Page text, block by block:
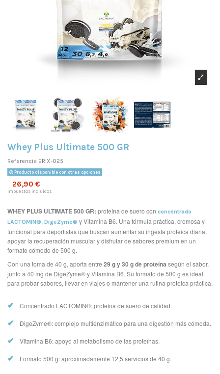
Whey Plus Ultimate 500 GR
Referencia ERIX-025
Producto disponible con otras opciones
26,90 €
Impuestos incluidos
WHEY PLUS ULTIMATE 500 GR: proteína de suero con concentrado
LACTOMIN®, DigeZyme® y Vitamina B6. Una fórmula práctica, cremosa y
funcional para deportistas que buscan aumentar su ingesta proteica diaria,
apoyar la recuperación muscular y disfrutar de sabores premium en un
formato cómodo de 500 g.
Con una toma de 40 g, aporta entre 29 g y 30 g de proteína según el sabor,
junto a 40 mg de DigeZyme® y Vitamina B6. Su formato de 500 g es ideal
para probar sabores, llevar en viajes o mantener una rutina proteica práctica.
✔ Concentrado LACTOMIN®: proteína de suero de calidad.
✔ DigeZyme®: complejo multienzimático para una digestión más cómoda.
✔ Vitamina B6: apoyo al metabolismo de las proteínas.
✔ Formato 500 g: aproximadamente 12,5 servicios de 40 g.